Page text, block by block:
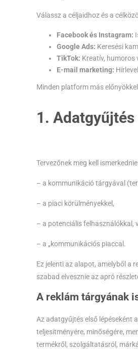
Válassz a céljaidhoz és a
Facebook és Instagram:
Google Ads: Keresési
TikTok: Kreatív, humoros
E-mail marketing:
Minden platform más
1. Adatgyűjtés
Tervezőnek meg kell
– a kommunikáció tárgyával
– a piaci körülményekkel,
– a potenciális felhasználókkal,
– a „kommunikációs piaccal.
Ez jelenti az alapot, amelyből a
szabad elvesznie az apró
A reklám tárgyának
Az adatgyűjtés első lépéseként
teljesítményére, minőségére,
termékről, szolgáltatásról,